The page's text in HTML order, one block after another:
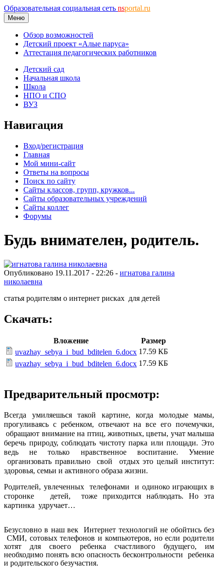
Образовательная социальная сеть nsportal.ru
Меню
Обзор возможностей
Детский проект «Алые паруса»
Аттестация педагогических работников
Детский сад
Начальная школа
Школа
НПО и СПО
ВУЗ
Навигация
Вход/регистрация
Главная
Мой мини-сайт
Ответы на вопросы
Поиск по сайту
Сайты классов, групп, кружков...
Сайты образовательных учреждений
Сайты коллег
Форумы
Будь внимателен, родитель.
Опубликовано 19.11.2017 - 22:26 - игнатова галина
николаевна
статья родителям о интернет рисках для детей
Скачать:
Вложение
Размер
uvazhay_sebya_i_bud_bditelen_6.docx 17.59 КБ
uvazhay_sebya_i_bud_bditelen_6.docx 17.59 КБ
Предварительный просмотр:
Всегда умиляешься такой картине, когда молодые мамы,
прогуливаясь с ребенком, отвечают на все его почемучки,
обращают внимание на птиц, животных, цветы, учат малыша
беречь природу, соблюдать чистоту парка или площади. Это
ведь не только нравственное воспитание. Умение
организовать правильно свой отдых это целый институт:
здоровья, семьи и активного образа жизни.
Родителей, увлеченных телефонами и одиноко играющих в
сторонке детей, тоже приходится наблюдать. Но эта
картинка удручает…
Безусловно в наш век Интернет технологий не обойтись без
СМИ, сотовых телефонов и компьютеров, но если родители
хотят для своего ребенка счастливого будущего, им
необходимо понять всю опасность бесконтрольности ребенка
и родительского безучастия.